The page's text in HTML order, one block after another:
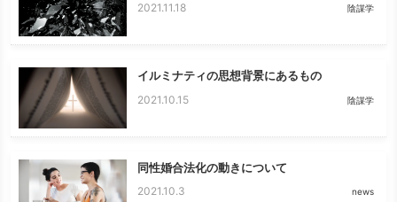
2021.11.18 陰謀学
イルミナティの思想背景にあるもの
2021.10.15 陰謀学
同性婚合法化の動きについて
2021.10.3 news